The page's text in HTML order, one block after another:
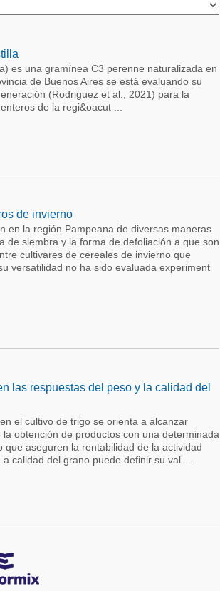
es una gramínea C3 perenne naturalizada en
de Buenos Aires se está evaluando su
(Rodriguez et al., 2021) para la
de la regi&oacut ...
de invierno
en la región Pampeana de diversas maneras
de siembra y la forma de defoliación a que son
cultivares de cereales de invierno que
versatilidad no ha sido evaluada experiment
las respuestas del peso y la calidad del
el cultivo de trigo se orienta a alcanzar
obtención de productos con una determinada
aseguren la rentabilidad de la actividad
calidad del grano puede definir su val ...